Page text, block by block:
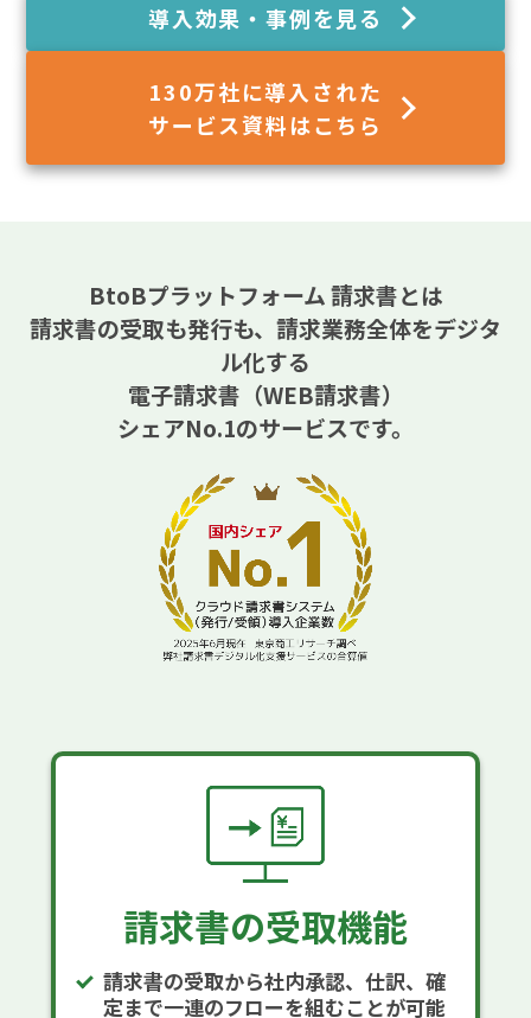
導入効果・事例を見る
130万社に導入された
サービス資料はこちら
BtoBプラットフォーム 請求書とは
請求書の受取も発行も、請求業務全体をデジタ
ル化する
電子請求書（WEB請求書）
シェアNo.1のサービスです。
請求書の受取機能
請求書の受取から社内承認、仕訳、確
定まで一連のフローを組むことが可能